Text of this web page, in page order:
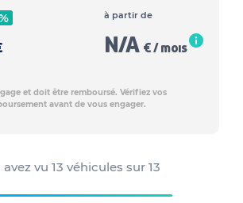
à partir de
N/A € / mois
et doit être remboursé. Vérifiez vos
avant de vous engager.
avez vu 13 véhicules sur 13